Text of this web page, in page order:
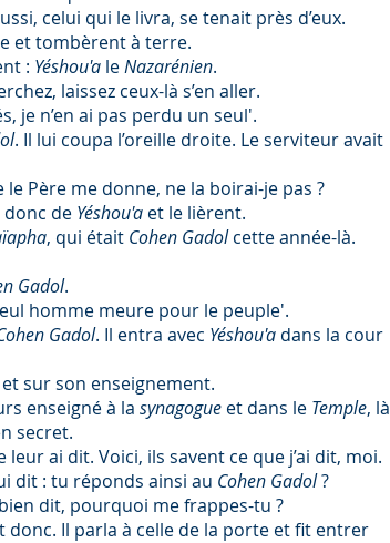
celui qui le livra, se tenait près d’eux.
et tombèrent à terre.
: Yéshou'a leNazarénien.
laissez ceux-là s’en aller.
je n’en ai pas perdu un seul'.
. Il lui coupa l’oreille droite. Le serviteur avait
Père me donne, ne la boirai-je pas ?
donc de Yéshou'a et le lièrent.
, qui était Cohen Gadolcette année-là.
Gadol.
homme meure pour le peuple'.
Gadol. Il entra avec Yéshou'a dans la cour
et sur son enseignement.
enseigné à la synagogue et dans le Temple, là
secret.
ai dit. Voici, ils savent ce que j’ai dit, moi.
dit : tu réponds ainsi au Cohen Gadol?
dit, pourquoi me frappes-tu ?
donc. Il parla à celle de la porte et fit entrer